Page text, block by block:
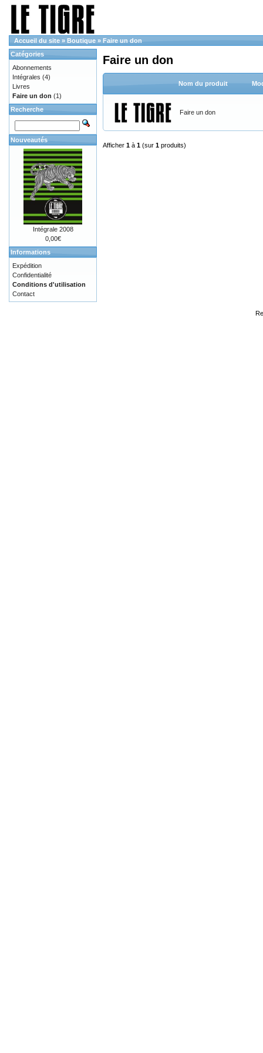
Accueil du site » Boutique » Faire un don
Faire un don
Nom du produit
Faire un don
Afficher 1 à 1 (sur 1 produits)
Catégories
Abonnements
Intégrales (4)
Livres
Faire un don (1)
Recherche
Nouveautés
Intégrale 2008
0,00€
Informations
Expédition
Confidentialité
Conditions d'utilisation
Contact